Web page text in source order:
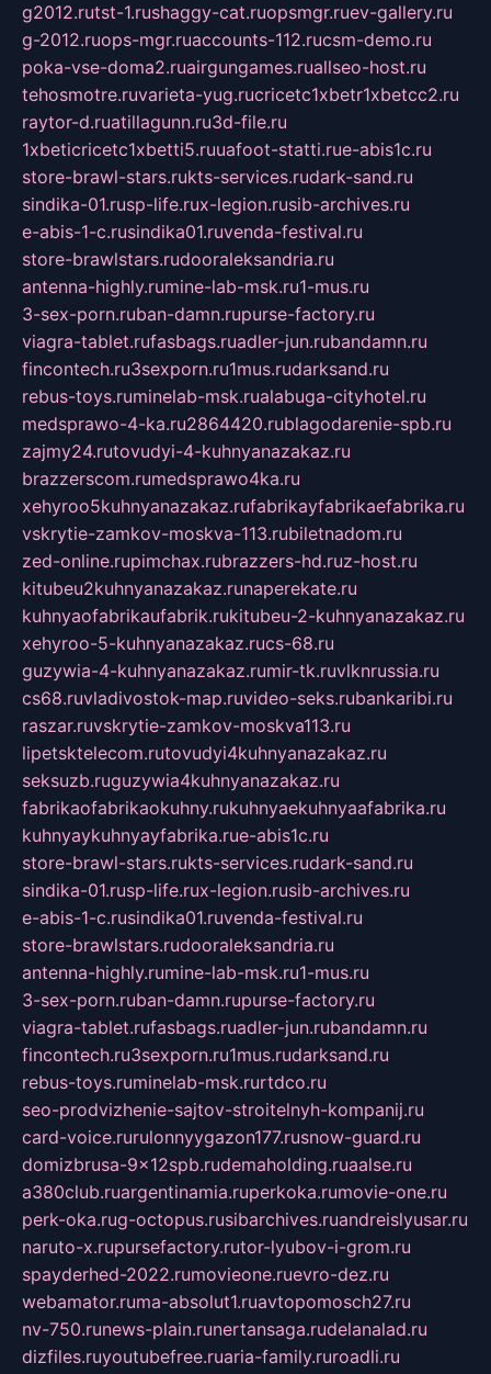
g2012.rutst-1.rushaggy-cat.ruopsmgr.ruev-gallery.ru
g-2012.ruops-mgr.ruaccounts-112.rucsm-demo.ru
poka-vse-doma2.ruairgungames.ruallseo-host.ru
tehosmotre.ruvarieta-yug.rucricetc1xbetr1xbetcc2.ru
raytor-d.ruatillagunn.ru3d-file.ru
1xbeticricetc1xbetti5.ruuafoot-statti.rue-abis1c.ru
store-brawl-stars.rukts-services.rudark-sand.ru
sindika-01.rusp-life.rux-legion.rusib-archives.ru
e-abis-1-c.rusindika01.ruvenda-festival.ru
store-brawlstars.rudooraleksandria.ru
antenna-highly.rumine-lab-msk.ru1-mus.ru
3-sex-porn.ruban-damn.rupurse-factory.ru
viagra-tablet.rufasbags.ruadler-jun.rubandamn.ru
fincontech.ru3sexporn.ru1mus.rudarksand.ru
rebus-toys.ruminelab-msk.rualabuga-cityhotel.ru
medsprawo-4-ka.ru2864420.rublagodarenie-spb.ru
zajmy24.rutovudyi-4-kuhnyanazakaz.ru
brazzerscom.rumedsprawo4ka.ru
xehyroo5kuhnyanazakaz.rufabrikayfabrikaefabrika.ru
vskrytie-zamkov-moskva-113.rubiletnadom.ru
zed-online.rupimchax.rubrazzers-hd.ruz-host.ru
kitubeu2kuhnyanazakaz.runaperekate.ru
kuhnyaofabrikaufabrik.rukitubeu-2-kuhnyanazakaz.ru
xehyroo-5-kuhnyanazakaz.rucs-68.ru
guzywia-4-kuhnyanazakaz.rumir-tk.ruvlknrussia.ru
cs68.ruvladivostok-map.ruvideo-seks.rubankaribi.ru
raszar.ruvskrytie-zamkov-moskva113.ru
lipetsktelecom.rutovudyi4kuhnyanazakaz.ru
seksuzb.ruguzywia4kuhnyanazakaz.ru
fabrikaofabrikaokuhny.rukuhnyaekuhnyaafabrika.ru
kuhnyaykuhnyayfabrika.rue-abis1c.ru
store-brawl-stars.rukts-services.rudark-sand.ru
sindika-01.rusp-life.rux-legion.rusib-archives.ru
e-abis-1-c.rusindika01.ruvenda-festival.ru
store-brawlstars.rudooraleksandria.ru
antenna-highly.rumine-lab-msk.ru1-mus.ru
3-sex-porn.ruban-damn.rupurse-factory.ru
viagra-tablet.rufasbags.ruadler-jun.rubandamn.ru
fincontech.ru3sexporn.ru1mus.rudarksand.ru
rebus-toys.ruminelab-msk.rurtdco.ru
seo-prodvizhenie-sajtov-stroitelnyh-kompanij.ru
card-voice.rurulonnyygazon177.rusnow-guard.ru
domizbrusa-9x12spb.rudemaholding.ruaalse.ru
a380club.ruargentinamia.ruperkoka.rumovie-one.ru
perk-oka.rug-octopus.rusibarchives.ruandreislyusar.ru
naruto-x.rupursefactory.rutor-lyubov-i-grom.ru
spayderhed-2022.rumovieone.ruevro-dez.ru
webamator.ruma-absolut1.ruavtopomosch27.ru
nv-750.runews-plain.runertansaga.rudelanalad.ru
dizfiles.ruyoutubefree.ruaria-family.ruroadli.ru